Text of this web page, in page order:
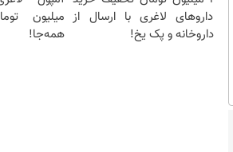
داروهای لاغری با ارسال از
داروخانه و پک یخ!
میلیون
همه‌جا!